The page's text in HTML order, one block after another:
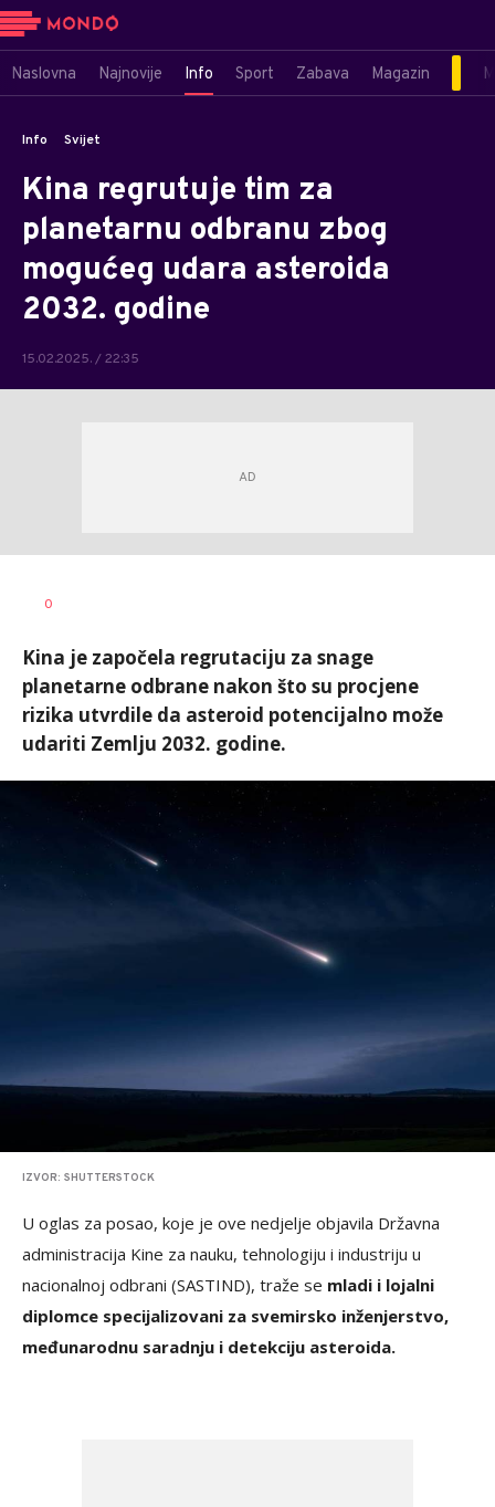
Naslovna Najnovije Info Sport Zabava Magazin
Info Svijet
Kina regrutuje tim za
planetarnu odbranu zbog
mogućeg udara asteroida
2032. godine
15.02.2025. / 22:35
AUTOR
0
Kina je započela regrutaciju za snage
planetarne odbrane nakon što su procjene
rizika utvrdile da asteroid potencijalno može
udariti Zemlju 2032. godine.
IZVOR: SHUTTERSTOCK
U oglas za posao, koje je ove nedjelje objavila Državna
administracija Kine za nauku, tehnologiju i industriju u
nacionalnoj odbrani (SASTIND), traže se mladi i lojalni
diplomce specijalizovani za svemirsko inženjerstvo,
međunarodnu saradnju i detekciju asteroida.